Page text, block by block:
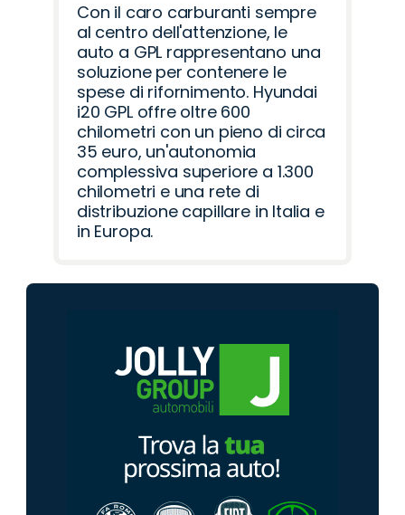
Con il caro carburanti sempre
al centro dell'attenzione, le
auto a GPL rappresentano una
soluzione per contenere le
spese di rifornimento. Hyundai
i20 GPL offre oltre 600
chilometri con un pieno di circa
35 euro, un'autonomia
complessiva superiore a 1.300
chilometri e una rete di
distribuzione capillare in Italia e
in Europa.